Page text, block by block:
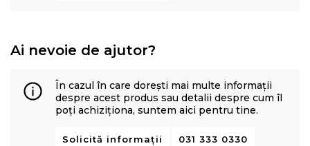
Ai nevoie de ajutor?
În cazul în care dorești mai multe informații
despre acest produs sau detalii despre cum îl
poți achiziționa, suntem aici pentru tine.
Solicită informații 031 333 0330